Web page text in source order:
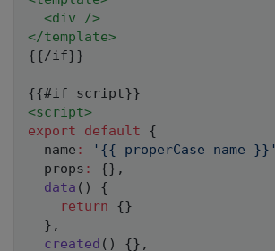
<div
/>
</template>
{{/if}}
<script>
export
default
{
  name
: '{{ properCase name }}'
  props
: {} ,
data ( )
{
return
{}
} ,
created ( ) {} ,